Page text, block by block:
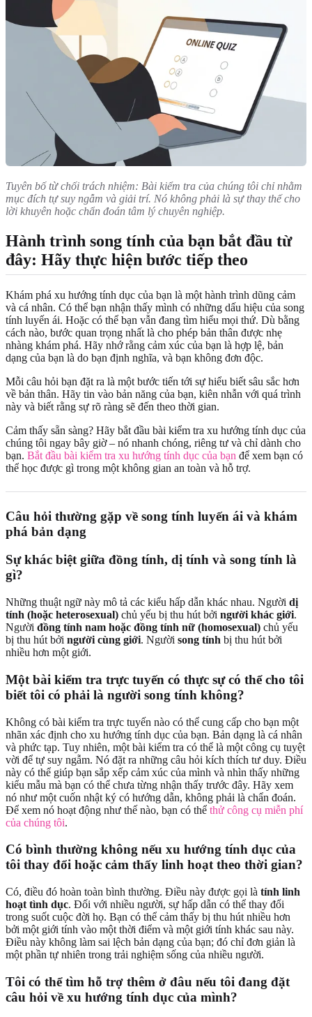
Tuyên bố từ chối trách nhiệm: Bài kiểm tra của chúng tôi chỉ nhằm
mục đích tự suy ngẫm và giải trí. Nó không phải là sự thay thế cho
lời khuyên hoặc chẩn đoán tâm lý chuyên nghiệp.
Hành trình song tính của bạn bắt đầu từ
đây: Hãy thực hiện bước tiếp theo
Khám phá xu hướng tính dục của bạn là một hành trình dũng cảm
và cá nhân. Có thể bạn nhận thấy mình có những dấu hiệu của song
tính luyến ái. Hoặc có thể bạn vẫn đang tìm hiểu mọi thứ. Dù bằng
cách nào, bước quan trọng nhất là cho phép bản thân được nhẹ
nhàng khám phá. Hãy nhớ rằng cảm xúc của bạn là hợp lệ, bản
dạng của bạn là do bạn định nghĩa, và bạn không đơn độc.
Mỗi câu hỏi bạn đặt ra là một bước tiến tới sự hiểu biết sâu sắc hơn
về bản thân. Hãy tin vào bản năng của bạn, kiên nhẫn với quá trình
này và biết rằng sự rõ ràng sẽ đến theo thời gian.
Cảm thấy sẵn sàng? Hãy bắt đầu bài kiểm tra xu hướng tính dục của
chúng tôi ngay bây giờ – nó nhanh chóng, riêng tư và chỉ dành cho
bạn. Bắt đầu bài kiểm tra xu hướng tính dục của bạn để xem bạn có
thể học được gì trong một không gian an toàn và hỗ trợ.
Câu hỏi thường gặp về song tính luyến ái và khám
phá bản dạng
Sự khác biệt giữa đồng tính, dị tính và song tính là
gì?
Những thuật ngữ này mô tả các kiểu hấp dẫn khác nhau. Người dị
tính (hoặc heterosexual) chủ yếu bị thu hút bởi người khác giới.
Người đồng tính nam hoặc đồng tính nữ (homosexual) chủ yếu
bị thu hút bởi người cùng giới. Người song tính bị thu hút bởi
nhiều hơn một giới.
Một bài kiểm tra trực tuyến có thực sự có thể cho tôi
biết tôi có phải là người song tính không?
Không có bài kiểm tra trực tuyến nào có thể cung cấp cho bạn một
nhãn xác định cho xu hướng tính dục của bạn. Bản dạng là cá nhân
và phức tạp. Tuy nhiên, một bài kiểm tra có thể là một công cụ tuyệt
vời để tự suy ngẫm. Nó đặt ra những câu hỏi kích thích tư duy. Điều
này có thể giúp bạn sắp xếp cảm xúc của mình và nhìn thấy những
kiểu mẫu mà bạn có thể chưa từng nhận thấy trước đây. Hãy xem
nó như một cuốn nhật ký có hướng dẫn, không phải là chẩn đoán.
Để xem nó hoạt động như thế nào, bạn có thể thử công cụ miễn phí
của chúng tôi.
Có bình thường không nếu xu hướng tính dục của
tôi thay đổi hoặc cảm thấy linh hoạt theo thời gian?
Có, điều đó hoàn toàn bình thường. Điều này được gọi là tính linh
hoạt tình dục. Đối với nhiều người, sự hấp dẫn có thể thay đổi
trong suốt cuộc đời họ. Bạn có thể cảm thấy bị thu hút nhiều hơn
bởi một giới tính vào một thời điểm và một giới tính khác sau này.
Điều này không làm sai lệch bản dạng của bạn; đó chỉ đơn giản là
một phần tự nhiên trong trải nghiệm sống của nhiều người.
Tôi có thể tìm hỗ trợ thêm ở đâu nếu tôi đang đặt
câu hỏi về xu hướng tính dục của mình?